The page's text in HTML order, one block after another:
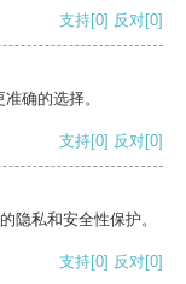
支持[0] 反对[0]
确的选择。
支持[0] 反对[0]
隐私和安全性保护。
支持[0] 反对[0]